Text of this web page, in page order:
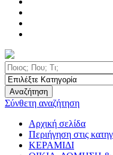
Αναζήτηση
Σύνθετη αναζήτηση
Αρχική σελίδα
Περιήγηση στις
ΚΕΡΑΜΙΔΙ